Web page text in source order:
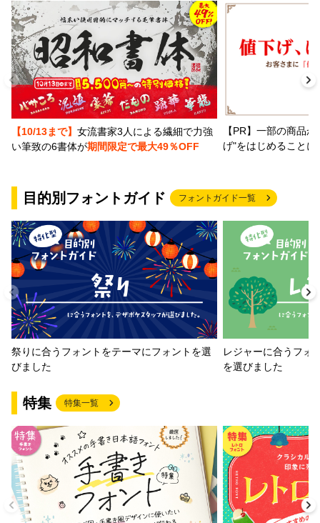
【10/13まで】 女流書家3人による繊細で力強
い筆致の6書体が期間限定で最大49％OFF
【PR】一部の商品
げ"をはじめること
目的別フォントガイド フォントガイド一覧
祭りに合うフォントをテーマにフォントを選
びました
レジャーに合うフォ
を選びました
特集 特集一覧